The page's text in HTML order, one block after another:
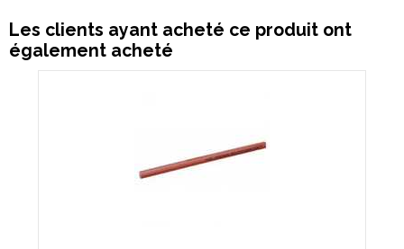
Les clients ayant acheté ce produit ont
également acheté